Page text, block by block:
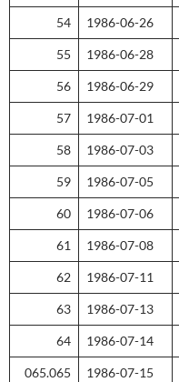
54 1986-06-26
55 1986-06-28
56 1986-06-29
57 1986-07-01
58 1986-07-03
59 1986-07-05
60 1986-07-06
61 1986-07-08
62 1986-07-11
63 1986-07-13
64 1986-07-14
065.065 1986-07-15